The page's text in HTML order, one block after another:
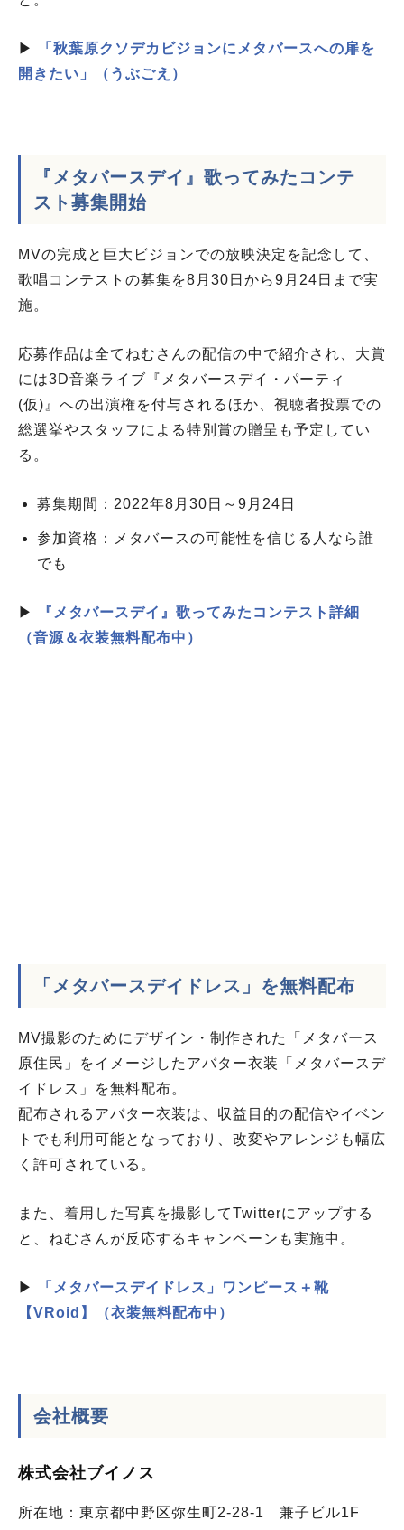
▶
「秋葉原クソデカビジョンにメタバースへの扉を
開きたい」（うぶごえ）
『メタバースデイ』歌ってみたコンテ
スト募集開始
MVの完成と巨大ビジョンでの放映決定を記念して、
歌唱コンテストの募集を8月30日から9月24日まで実
施。
応募作品は全てねむさんの配信の中で紹介され、大賞
には3D音楽ライブ『メタバースデイ・パーティ
(仮)』への出演権を付与されるほか、視聴者投票での
総選挙やスタッフによる特別賞の贈呈も予定してい
る。
募集期間：2022年8月30日～9月24日
参加資格：メタバースの可能性を信じる人なら誰
でも
▶
『メタバースデイ』歌ってみたコンテスト詳細
（音源＆衣装無料配布中）
「メタバースデイドレス」を無料配布
MV撮影のためにデザイン・制作された「メタバース
原住民」をイメージしたアバター衣装「メタバースデ
イドレス」を無料配布。
配布されるアバター衣装は、収益目的の配信やイベン
トでも利用可能となっており、改変やアレンジも幅広
く許可されている。
また、着用した写真を撮影してTwitterにアップする
と、ねむさんが反応するキャンペーンも実施中。
▶
「メタバースデイドレス」ワンピース＋靴
【VRoid】（衣装無料配布中）
会社概要
株式会社ブイノス
所在地：東京都中野区弥生町2-28-1 兼子ビル1F